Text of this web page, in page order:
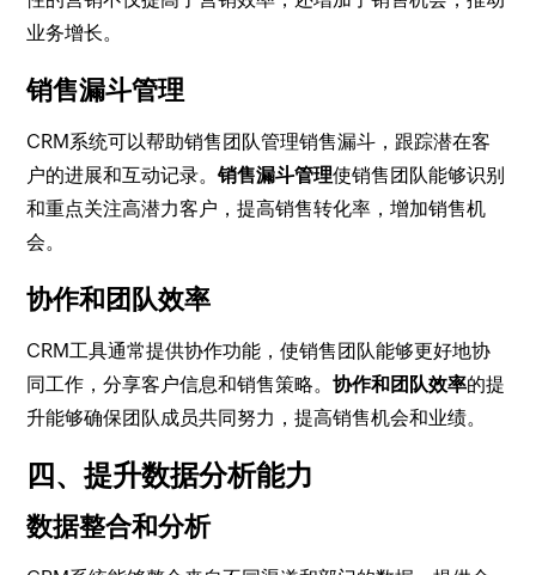
业务增长。
销售漏斗管理
CRM系统可以帮助销售团队管理销售漏斗，跟踪潜在客
户的进展和互动记录。销售漏斗管理使销售团队能够识别
和重点关注高潜力客户，提高销售转化率，增加销售机
会。
协作和团队效率
CRM工具通常提供协作功能，使销售团队能够更好地协
同工作，分享客户信息和销售策略。协作和团队效率的提
升能够确保团队成员共同努力，提高销售机会和业绩。
四、提升数据分析能力
数据整合和分析